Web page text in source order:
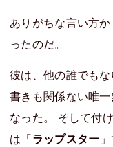
ありがちな言い方
ったのだ。
彼は、他の誰でもな
書きも関係ない唯
なった。 そして付け
は「ラップスター